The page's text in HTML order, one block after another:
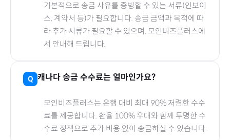
기본적으로 송금 사유를 증빙할 수 있는 서류(인보이
스, 계약서 등)가 필요합니다. 송금 금액과 목적에 따
라 추가 서류가 필요할 수 있으며, 모인비즈플러스에
서 안내해 드립니다.
캐나다송금 수수료는 얼마인가요?
모인비즈플러스는 은행 대비 최대 90% 저렴한 수수
료를 제공합니다. 환율 100% 우대와 함께 투명한 수
수료 정책으로 추가 비용 없이 송금하실 수 있습니다.